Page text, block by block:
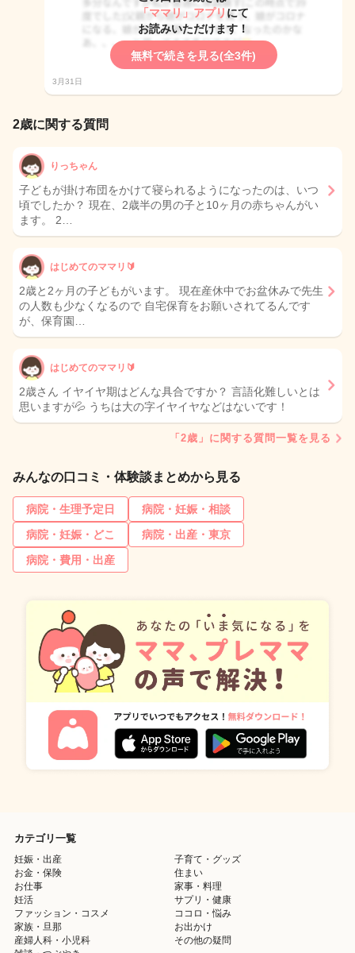
「ママリ」アプリ にて
お読みいただけます！
無料で続きを見る(全3件)
3月31日
2歳に関する質問
りっちゃん
子どもが掛け布団をかけて寝られるようになったのは、いつ
頃でしたか？ 現在、2歳半の男の子と10ヶ月の赤ちゃんがい
ます。 2…
はじめてのママリ🔰
2歳と2ヶ月の子どもがいます。 現在産休中でお盆休みで先生
の人数も少なくなるので 自宅保育をお願いされてるんです
が、保育園…
はじめてのママリ🔰
2歳さん イヤイヤ期はどんな具合ですか？ 言語化難しいとは
思いますが💦 うちは大の字イヤイヤなどはないです！
「2歳」に関する質問一覧を見る
みんなの口コミ・体験談まとめから見る
病院・生理予定日
病院・妊娠・相談
病院・妊娠・どこ
病院・出産・東京
病院・費用・出産
カテゴリ一覧
妊娠・出産
子育て・グッズ
お金・保険
住まい
お仕事
家事・料理
妊活
サプリ・健康
ファッション・コスメ
ココロ・悩み
家族・旦那
お出かけ
産婦人科・小児科
その他の疑問